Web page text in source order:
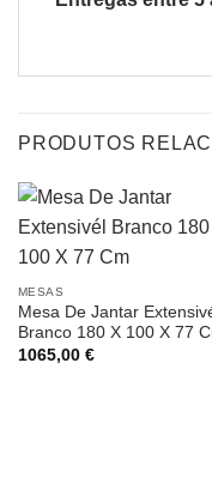
PRODUTOS
MESAS
Mesa De Jantar
Branco 180 X 100 X 77
1065,00 €